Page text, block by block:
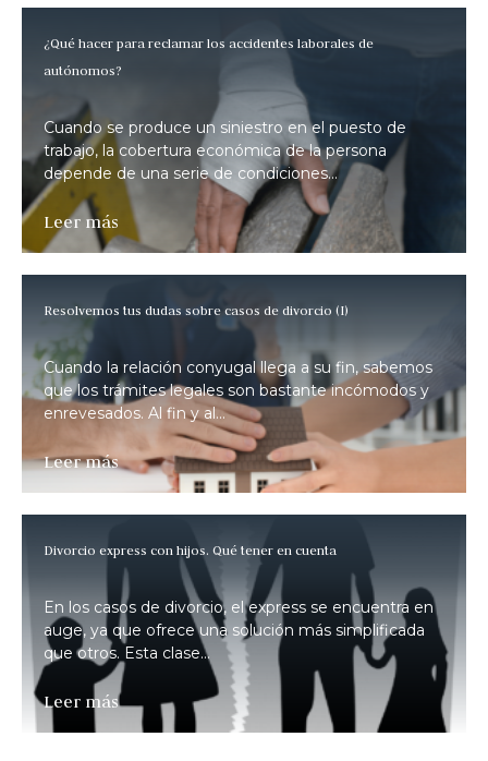
¿Qué hacer para reclamar los accidentes laborales de
autónomos?
Cuando se produce un siniestro en el puesto de
trabajo, la cobertura económica de la persona
depende de una serie de condiciones...
Leer más
Resolvemos tus dudas sobre casos de divorcio (I)
Cuando la relación conyugal llega a su fin, sabemos
que los trámites legales son bastante incómodos y
enrevesados. Al fin y al...
Leer más
Divorcio express con hijos. Qué tener en cuenta
En los casos de divorcio, el express se encuentra en
auge, ya que ofrece una solución más simplificada
que otros. Esta clase...
Leer más